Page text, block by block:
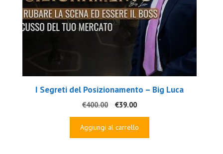
I Segreti del Posizionamento – Big Luca
€400.00
Il
prezzo
originale
€39.00Il
prezzo
attuale
Aggiungi al carrello